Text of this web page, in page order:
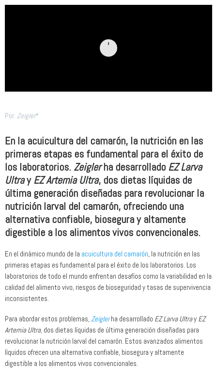
Por: Zeigler*
En la acuicultura del camarón, la nutrición en las
primeras etapas es fundamental para el éxito de
los laboratorios. Zeiglerha desarrollado EZ Larva
UltrayEZ Artemia Ultra, dos dietas líquidas de
última generación diseñadas para revolucionar la
nutrición larval del camarón, ofreciendo una
alternativa confiable, biosegura y altamente
digestible a los alimentos vivos convencionales.
En el dinámico mundo de la acuicultura del camarón, la nutrición en las
primeras etapas es fundamental para el éxito de los laboratorios. Los
laboratorios de todo el mundo enfrentan desafíos como la variabilidad en la
calidad del alimento vivo, riesgos de bioseguridad y tasas de supervivencia
inconsistentes.
Para abordar estos problemas, Zeigler ha desarrollado EZ Larva Ultray EZ
Artemia Ultra, dos dietas líquidas de última generación diseñadas para
revolucionar la nutrición larval del camarón. Estos avanzados alimentos
líquidos ofrecen una alternativa confiable, biosegura y altamente
digestible a los alimentos vivos convencionales.